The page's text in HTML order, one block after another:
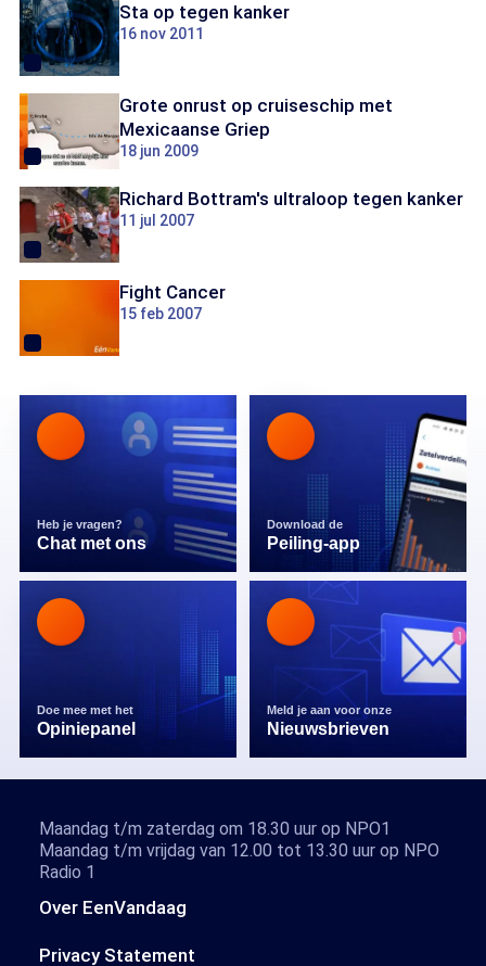
Sta op tegen kanker
16 nov 2011
Grote onrust op cruiseschip met
Mexicaanse Griep
18 jun 2009
Richard Bottram's ultraloop tegen kanker
11 jul 2007
Fight Cancer
15 feb 2007
Heb je vragen?
Chat met ons
Download de
Peiling-app
Doe mee met het
Opiniepanel
Meld je aan voor onze
Nieuwsbrieven
Over EenVandaag
Privacy Statement
Maandag t/m zaterdag om 18.30 uur op NPO1
Maandag t/m vrijdag van 12.00 tot 13.30 uur op NPO
Radio 1